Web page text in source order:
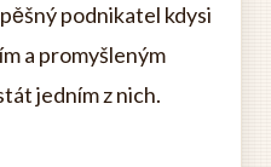
podnikatel kdysi
a promyšleným
jedním z nich.